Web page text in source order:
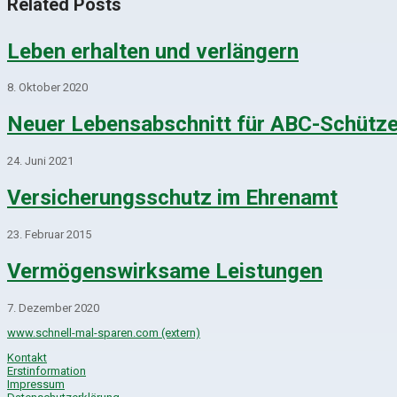
Related Posts
Leben erhalten und verlängern
8. Oktober 2020
Neuer Lebensabschnitt für ABC-
24. Juni 2021
Versicherungsschutz im Ehrenamt
23. Februar 2015
Vermögenswirksame Leistungen
7. Dezember 2020
www.schnell-mal-sparen.com (extern)
Kontakt
Erstinformation
Impressum